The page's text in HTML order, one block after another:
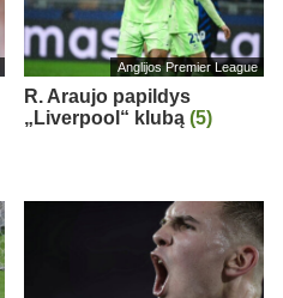
Anglijos Premier League
R. Araujo papildys
„Liverpool“ klubą (5)